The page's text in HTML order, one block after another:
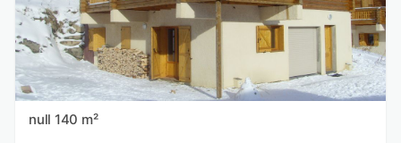
null 140 m²